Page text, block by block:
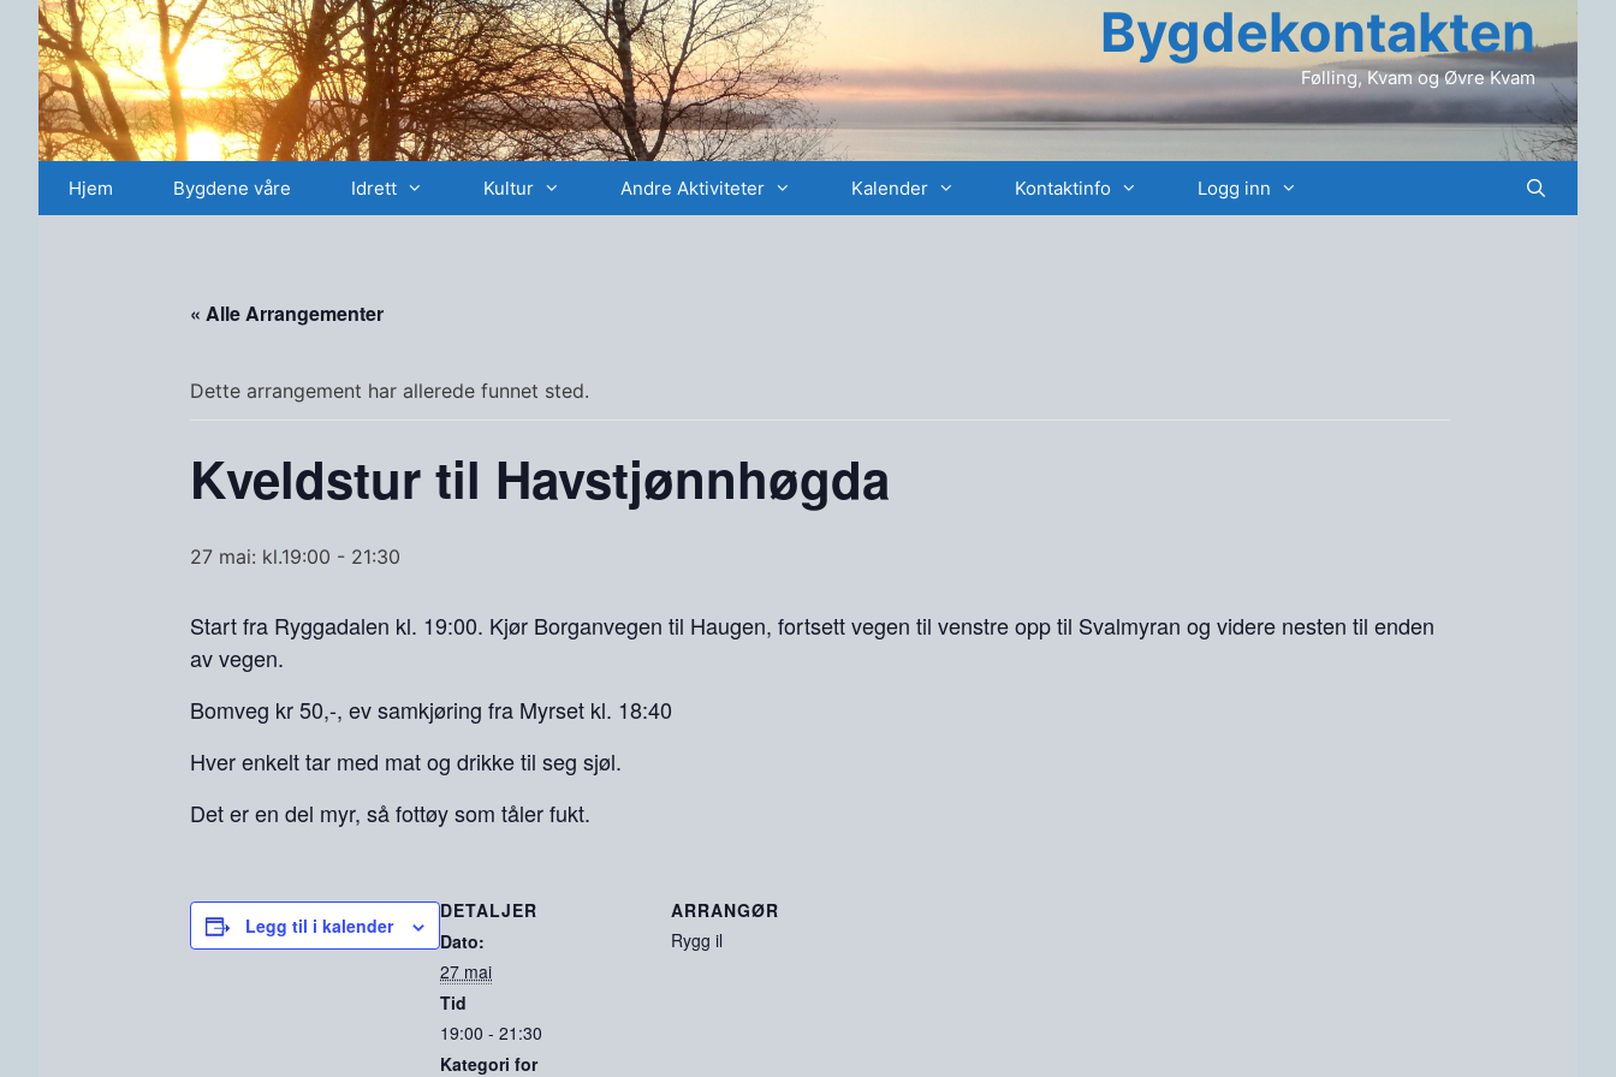
Hopp
innhold
Bygdekontakten
Følling, Kvam og Øvre Kvam
Hjem Bygdene våre Idrett Kultur Andre Aktiviteter Kalender Kontaktinfo Logg inn
« Alle Arrangementer
Dette arrangement har allerede funnet sted.
Kveldstur til Havstjønnhøgda
27 mai: kl.19:00 - 21:30
Start fra Ryggadalen kl. 19:00. Kjør Borganvegen til Haugen, fortsett vegen til venstre opp til Svalmyran og videre nesten til enden
av vegen.
Bomveg kr 50,-, ev samkjøring fra Myrset kl. 18:40
Hver enkelt tar med mat og drikke til seg sjøl.
Det er en del myr, så fottøy som tåler fukt.
Legg til i kalender
DETALJER
Dato:
27 mai
Tid
19:00 - 21:30
Kategori for
ARRANGØR
Rygg il